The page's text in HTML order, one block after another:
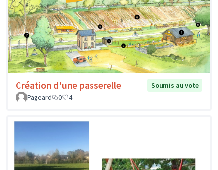
Création d'une passerelle
Soumis au vote
Pageard
0 4